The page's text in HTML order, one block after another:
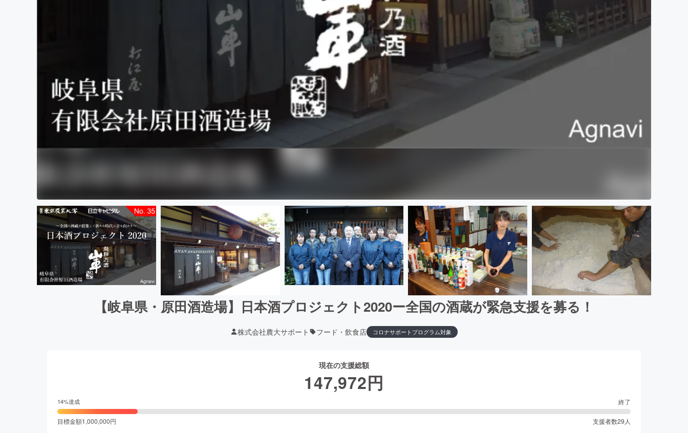
【岐阜県・原田酒造場】日本酒プロジェクト2020ー全国の酒蔵が緊急支援を募る！
株式会社農大サポート フード・飲食店 コロナサポートプログラム対象
現在の支援総額
147,972円
14%達成 終了
目標金額1,000,000円 支援者数29 人